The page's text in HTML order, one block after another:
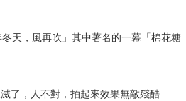
天，風再吹」其中著名的一幕「棉花糖
了，人不對，拍起來效果無敵殘酷